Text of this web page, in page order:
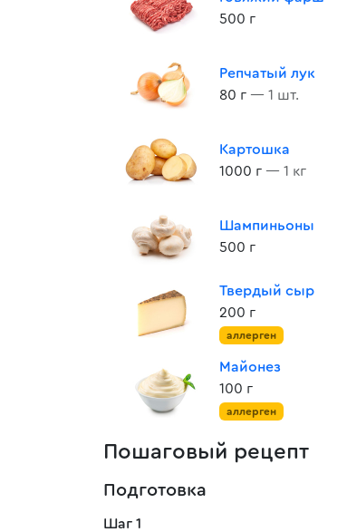
500 г
Репчатый лук
80 г — 1 шт.
Картошка
1000 г — 1 кг
Шампиньоны
500 г
Твердый сыр
200 г
аллерген
Майонез
100 г
аллерген
Пошаговый рецепт
Подготовка
Шаг 1